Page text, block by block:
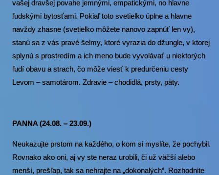
vašej dravšej povahe jemnými, empatickými, no hlavne
ľudskými bytosťami. Pokiaľ toto svetielko úplne a hlavne
navždy zhasne (svetielko môžete nanovo zapnúť len vy),
stanú sa z vás pravé šelmy, ktoré vyrazia do džungle, v ktorej
splynú s prostredím a ich meno bude vyvolávať u niektorých
ľudí obavu a strach, čo môže viesť k predurčeniu cesty
Levom – samotárom. Zdravie – chodidlá, prsty, päty.
PANNA (24.08. – 23.09.)
Neukazujte prstom na každého, o kom si myslíte, že pochybil.
Rovnako ako oni, aj vy ste neraz urobili, či už väčší alebo
menší, prešľap, tak sa nehrajte na „dokonalých“. Rozhodnite